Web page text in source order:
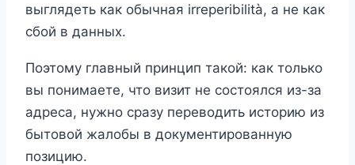
выглядеть как обычная irreperibilità, а не как
сбой в данных.
Поэтому главный принцип такой: как только
вы понимаете, что визит не состоялся из-за
адреса, нужно сразу переводить историю из
бытовой жалобы в документированную
позицию.